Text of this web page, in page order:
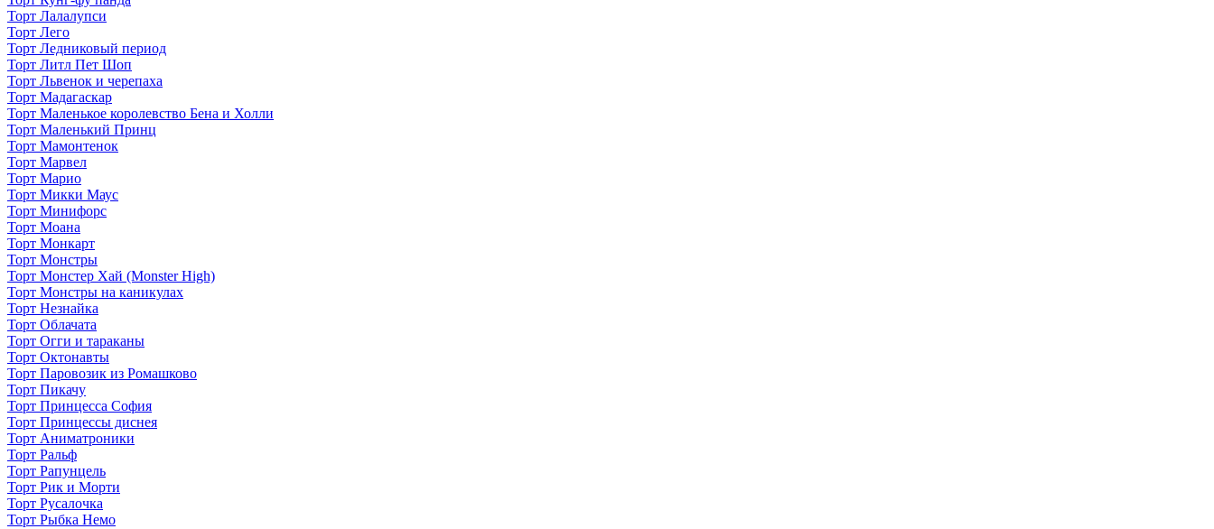
Торт Лалалупси
Торт Лего
Торт Ледниковый период
Торт Литл Пет Шоп
Торт Львенок и черепаха
Торт Мадагаскар
Торт Маленькое королевство Бена и Холли
Торт Маленький Принц
Торт Мамонтенок
Торт Марвел
Торт Марио
Торт Микки Маус
Торт Минифорс
Торт Моана
Торт Монкарт
Торт Монстры
Торт Монстер Хай (Monster High)
Торт Монстры на каникулах
Торт Незнайка
Торт Облачата
Торт Огги и тараканы
Торт Октонавты
Торт Паровозик из Ромашково
Торт Пикачу
Торт Принцесса София
Торт Принцессы диснея
Торт Аниматроники
Торт Ральф
Торт Рапунцель
Торт Рик и Морти
Торт Русалочка
Торт Рыбка Немо